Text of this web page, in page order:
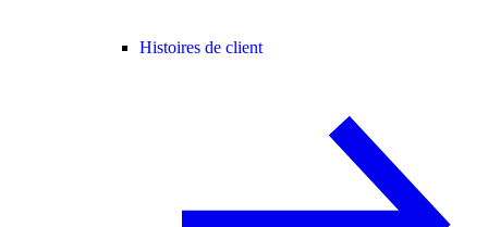
Histoires de client